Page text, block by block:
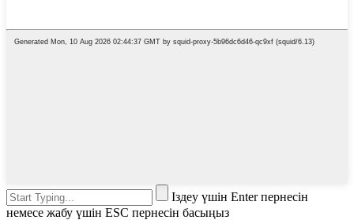
Іздеу үшін Enter пернесін
немесе жабу үшін ESC пернесін басыңыз